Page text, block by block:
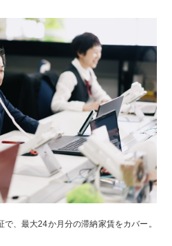
、最大24か月分の滞納家賃をカバー。